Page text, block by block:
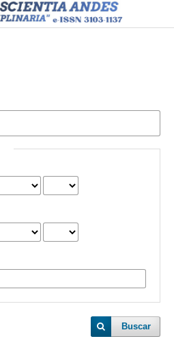
Buscar